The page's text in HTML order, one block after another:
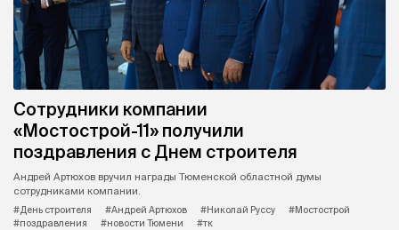
Сотрудники компании
«Мостострой-11» получили
поздравления с Днем строителя
Андрей Артюхов вручил награды Тюменской областной думы
сотрудниками компании.
#День строителя
#Андрей Артюхов #Николай Руссу
#Мостострой
#поздравления
#новости Тюмени #тк